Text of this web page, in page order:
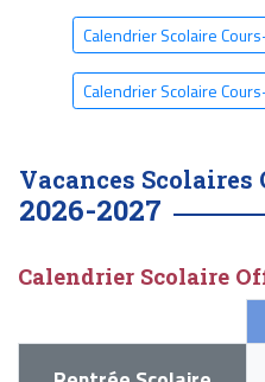
Calendrier Scolaire
Calendrier Scolaire
Vacances Scolaires
2026-2027
Calendrier Scolaire